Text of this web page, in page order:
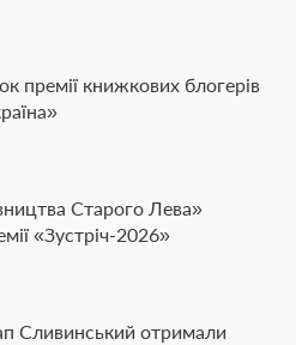
премії книжкових блогерів
Старого Лева»
«Зустріч-2026»
Сливинський отримали